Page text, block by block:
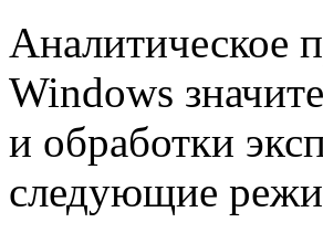
Аналитическое
Windows
и обработки
следующие